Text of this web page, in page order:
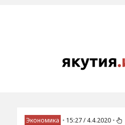
Экономика • 15:27 / 4.4.2020 •